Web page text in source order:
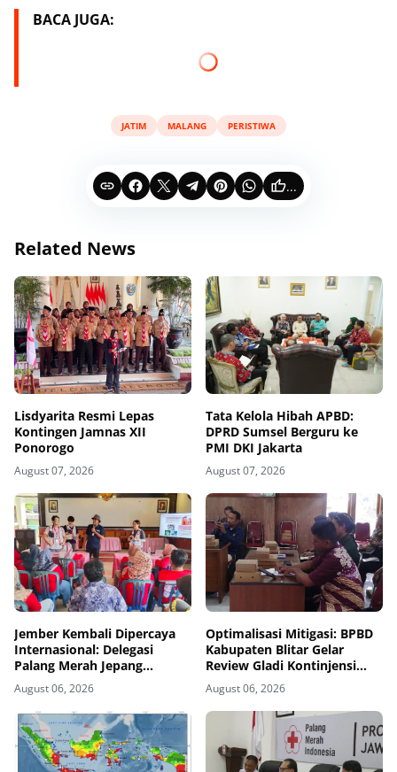
BACA JUGA:
JATIM MALANG PERISTIWA
...
Related News
Lisdyarita Resmi Lepas
Kontingen Jamnas XII
Ponorogo
August 07, 2026
Tata Kelola Hibah APBD:
DPRD Sumsel Berguru ke
PMI DKI Jakarta
August 07, 2026
Jember Kembali Dipercaya
Internasional: Delegasi
Palang Merah Jepang
Perkuat Kesiapsiagaan
Bencana di Kawasan Pesisir
dan Sekolah
August 06, 2026
Optimalisasi Mitigasi: BPBD
Kabupaten Blitar Gelar
Review Gladi Kontinjensi
Erupsi Gunung Kelud
August 06, 2026